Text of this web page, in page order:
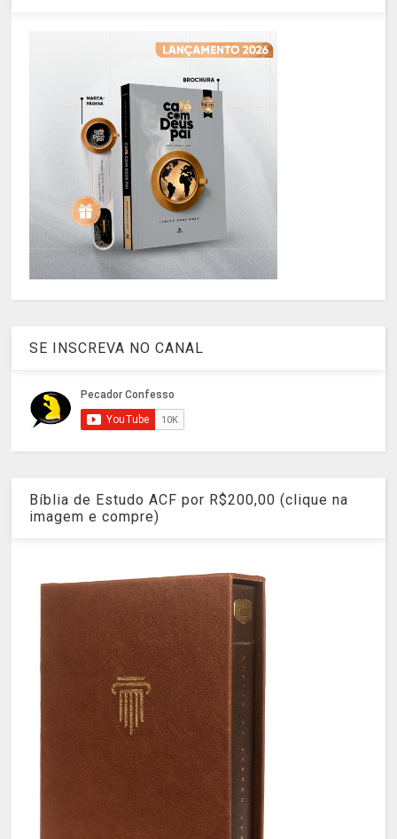
SE INSCREVA NO CANAL
Bíblia de Estudo ACF por R$200,00 (clique na
imagem e compre)